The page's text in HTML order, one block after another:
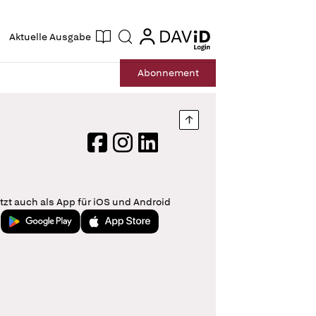
Aktuelle Ausgabe Suche login
login
Abonnement
Nach oben springen
FacebookInstagram
LinkedIn
auch als App für iOS und Android
Jetzt bei Google PlayLaden im App Store